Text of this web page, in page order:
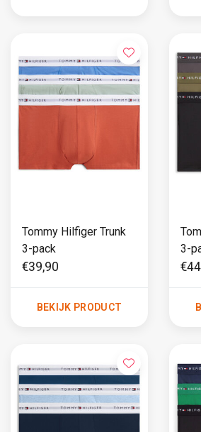
Tommy Hilfiger Trunk
3-pack
€39,90
BEKIJK PRODUCT
3-